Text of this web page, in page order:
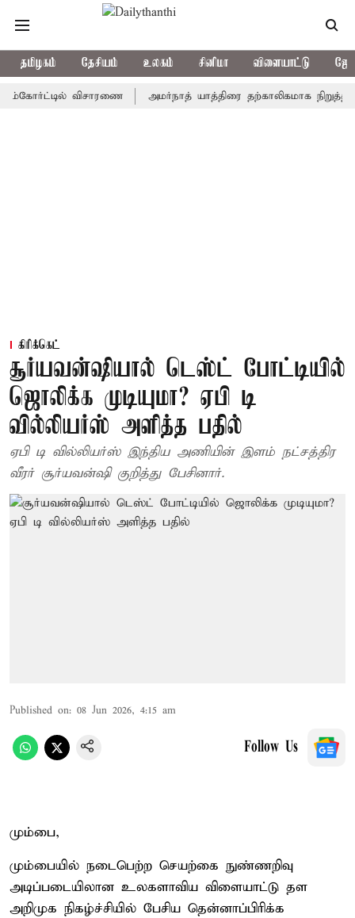
தமிழகம் தேசியம் உலகம் சினிமா விளையாட்டு
விசாரணை அமர்நாத் யாத்திரை தற்காலிகமாக நிறுத்தம்
கிரிக்கெட்
சூர்யவன்ஷியால் டெஸ்ட் போட்டியில்
ஜொலிக்க முடியுமா? ஏபி டி
வில்லியர்ஸ் அளித்த பதில்
ஏபி டி வில்லியர்ஸ் இந்திய அணியின் இளம் நட்சத்திர
வீரர் சூர்யவன்ஷி குறித்து பேசினார்.
Published on: 08 Jun 2026, 4:15 am
Follow Us
மும்பை,
மும்பையில் நடைபெற்ற செயற்கை நுண்ணறிவு
அடிப்படையிலான உலகளாவிய விளையாட்டு தள
அறிமுக நிகழ்ச்சியில் பேசிய தென்னாப்பிரிக்க